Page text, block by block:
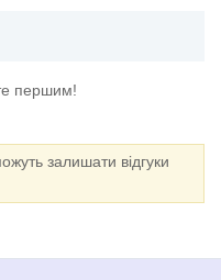
першим!
залишати відгуки